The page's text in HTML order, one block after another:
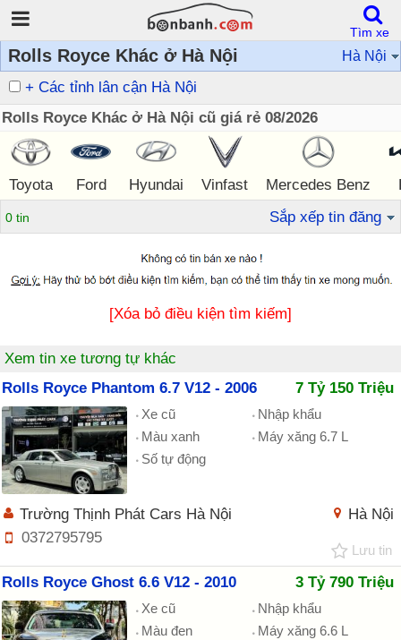
Rolls Royce Khác ở Hà Nội Hà Nội
+ Các tỉnh lân cận Hà Nội
Rolls Royce Khác ở Hà Nội cũ giá rẻ 08/2026
Toyota Ford Hyundai Vinfast Mercedes Benz
0 tin Sắp xếp tin đăng
[Xóa bỏ điều kiện tìm kiếm]
Xem tin xe tương tự khác
Rolls Royce Phantom 6.7 V12 - 2006
7 Tỷ 150 Triệu
Xe cũ
Nhập khẩu
Màu xanh
Máy xăng 6.7 L
Số tự động
Hà Nội
Trường Thịnh Phát Cars Hà Nội
0372795795
Lưu tin
Rolls Royce Ghost 6.6 V12 - 2010 3 Tỷ 790 Triệu
Xe cũ
Nhập khẩu
Màu đen
Máy xăng 6.6 L
Tìm xe